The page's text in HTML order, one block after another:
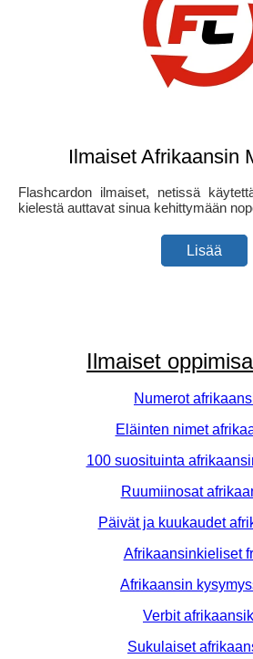
Ilmaiset Afrikaansin
Flashcardon ilmaiset, netissä
kielestä auttavat sinua kehittymään
Lisää
Ilmaiset
Numerot
Eläinten nimet
100 suosituinta
Ruumiinosat
Päivät ja kuukaudet
Afrikaansinkieliset
Afrikaansin
Verbit
Sukulaiset